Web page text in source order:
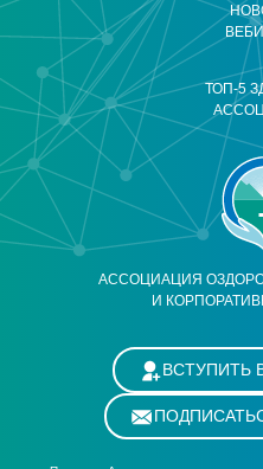
АССОЦИАЦИЯ
И
ТОП-5
ВСТУПИТЬ